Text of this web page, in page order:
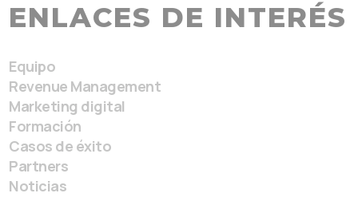
ENLACES DE INTERÉS
Equipo
Revenue Management
Marketing digital
Formación
Casos de éxito
Partners
Noticias